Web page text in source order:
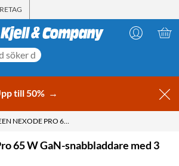
till 50% →
UGREEN NEXODE PRO 65 W GAN-SNABBLADDARE MED 3 PORTAR
65 W GaN-snabbladdare med 3